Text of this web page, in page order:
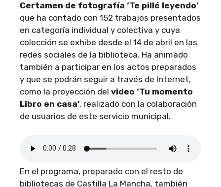
Certamen de fotografía ‘Te pillé leyendo’
que ha contado con 152 trabajos presentados
en categoría individual y colectiva y cuya
colección se exhibe desde el 14 de abril en las
redes sociales de la biblioteca. Ha animado
también a participar en los actos preparados
y que se podrán seguir a través de Internet,
como la proyección del video ‘Tu momento
Libro en casa’, realizado con la colaboración
de usuarios de este servicio municipal.
En el programa, preparado con el resto de
bibliotecas de Castilla La Mancha, también